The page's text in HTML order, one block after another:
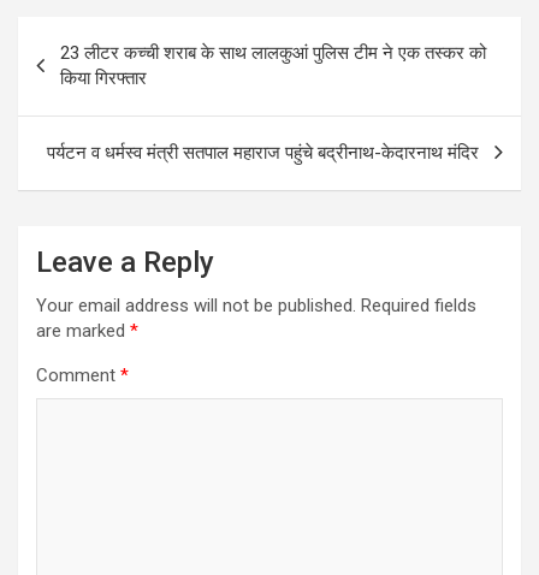
navigation
23 लीटर कच्ची शराब के साथ लालकुआं पुलिस टीम ने एक तस्कर को
किया गिरफ्तार
पर्यटन व धर्मस्व मंत्री सतपाल महाराज पहुंचे बद्रीनाथ-केदारनाथ मंदिर
Leave a Reply
Your email address will not be published. Required fields
are marked *
Comment *